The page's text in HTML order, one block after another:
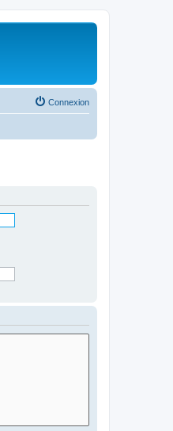
Connexion